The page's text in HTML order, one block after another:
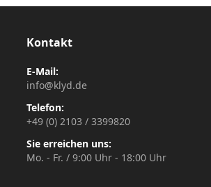
Kontakt
E-Mail:
info@klyd.de
Telefon:
+49 (0) 2103 / 3399820
Sie erreichen uns:
Mo. - Fr. / 9:00 Uhr - 18:00 Uhr